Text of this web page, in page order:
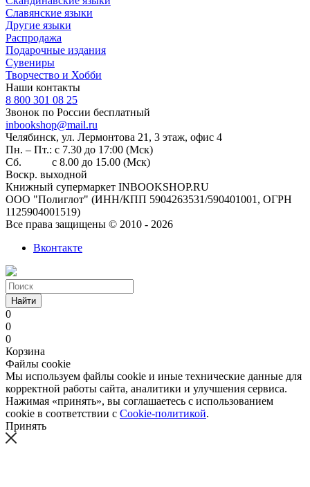
Славянские языки
Другие языки
Распродажа
Подарочные издания
Сувениры
Творчество и Хобби
Наши контакты
8 800 301 08 25
Звонок по России бесплатный
inbookshop@mail.ru
Челябинск, ул. Лермонтова 21, 3 этаж, офис 4
Пн. – Пт.: с 7.30 до 17:00 (Мск)
Сб. с 8.00 до 15.00 (Мск)
Воскр. выходной
Книжный супермаркет INBOOKSHOP.RU
ООО "Полиглот" (ИНН/КПП 5904263531/590401001, ОГРН
1125904001519)
Все права защищены © 2010 - 2026
Вконтакте
Найти
0
0
0
Корзина
Файлы cookie
Мы используем файлы cookie и иные технические данные для
корректной работы сайта, аналитики и улучшения сервиса.
Нажимая «принять», вы соглашаетесь с использованием
cookie в соответствии с Cookie-политикой.
Принять